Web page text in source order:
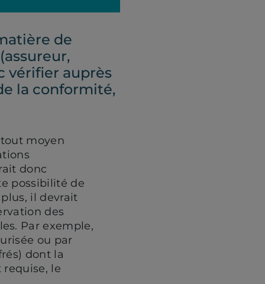
de
vérifier auprès
la conformité,
moyen
donc
possibilité de
il devrait
des
Par exemple,
ou par
dont la
requise, le